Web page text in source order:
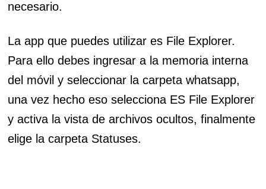
necesario.
La app que puedes utilizar es File Explorer.
Para ello debes ingresar a la memoria interna
del móvil y seleccionar la carpeta whatsapp,
una vez hecho eso selecciona ES File Explorer
y activa la vista de archivos ocultos, finalmente
elige la carpeta Statuses.